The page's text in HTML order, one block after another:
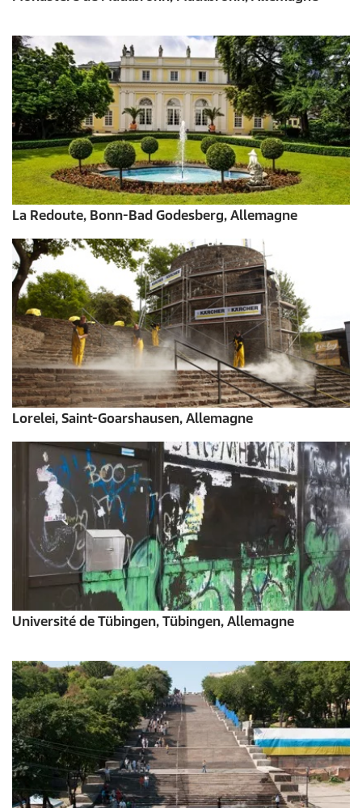
La Redoute, Bonn-Bad Godesberg, Allemagne
Lorelei, Saint-Goarshausen, Allemagne
Université de Tübingen, Tübingen, Allemagne